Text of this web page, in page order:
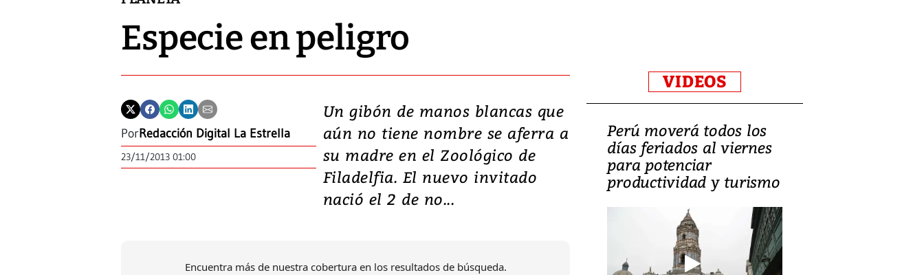
Especie en peligro
PorRedacción Digital La Estrella
23/11/2013 01:00
Un gibón de manos blancas que
aún no tiene nombre se aferra a
su madre en el Zoológico de
Filadelfia. El nuevo invitado
nació el 2 de no...
Encuentra más de nuestra cobertura en los resultados de búsqueda.
VIDEOS
Video: Lula lanza su
candidatura con
promesas de inversión
en defensa, educación y
tierras raras
Perú moverá todos los
días feriados al viernes
para potenciar
productividad y turismo